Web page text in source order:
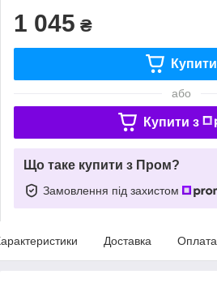
1 045 ₴
Купити
або
Купити з
Що таке купити з Пром?
Замовлення під захистом
Доставка Оплата